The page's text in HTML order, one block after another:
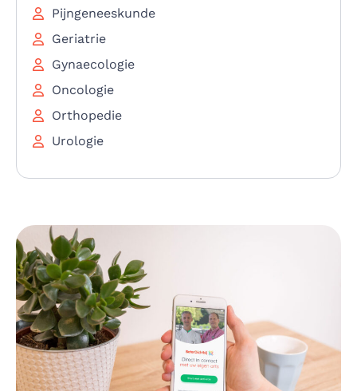
Pijngeneeskunde
Geriatrie
Gynaecologie
Oncologie
Orthopedie
Urologie